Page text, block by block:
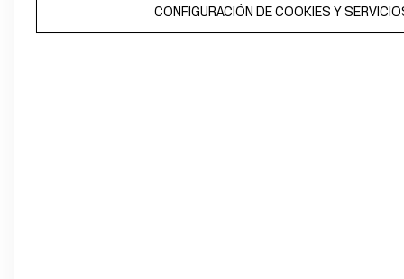
CONFIGURACIÓN DE COOKIES Y